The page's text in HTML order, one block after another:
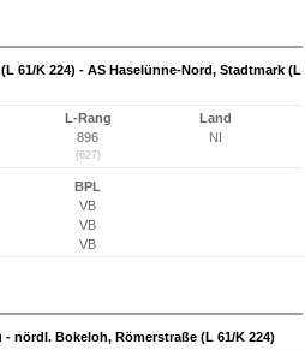
61/K 224) - AS Haselünne-Nord, Stadtmark (L
L-Rang
896
(627)
Land
NI
BPL
VB
VB
VB
- nördl. Bokeloh, Römerstraße (L 61/K 224)